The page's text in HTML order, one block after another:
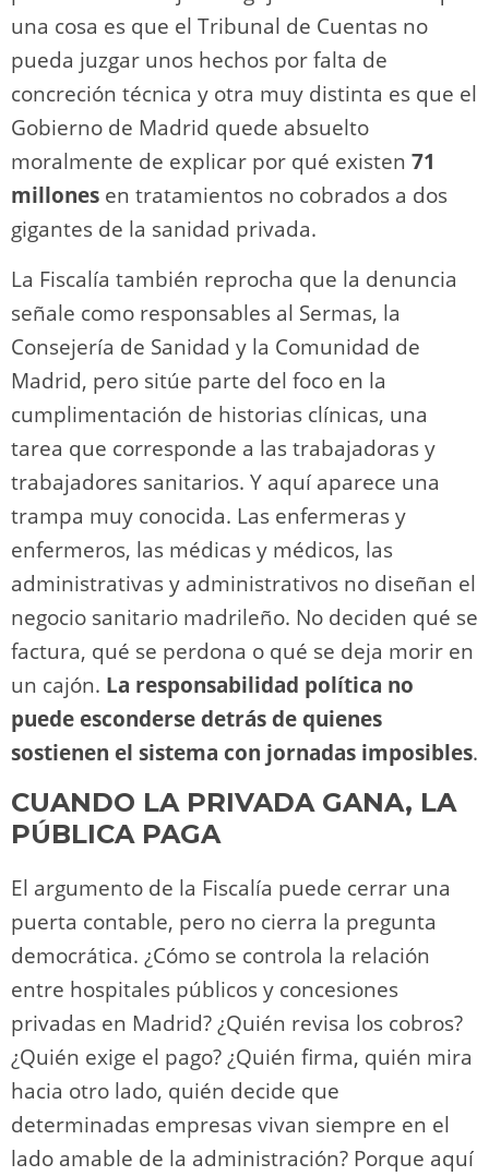
una cosa es que el Tribunal de Cuentas no
pueda juzgar unos hechos por falta de
concreción técnica y otra muy distinta es que el
Gobierno de Madrid quede absuelto
moralmente de explicar por qué existen 71
millones en tratamientos no cobrados a dos
gigantes de la sanidad privada.
La Fiscalía también reprocha que la denuncia
señale como responsables al Sermas, la
Consejería de Sanidad y la Comunidad de
Madrid, pero sitúe parte del foco en la
cumplimentación de historias clínicas, una
tarea que corresponde a las trabajadoras y
trabajadores sanitarios. Y aquí aparece una
trampa muy conocida. Las enfermeras y
enfermeros, las médicas y médicos, las
administrativas y administrativos no diseñan el
negocio sanitario madrileño. No deciden qué se
factura, qué se perdona o qué se deja morir en
un cajón. La responsabilidad política no
puede esconderse detrás de quienes
sostienen el sistema con jornadas imposibles.
CUANDO LA PRIVADA GANA, LA
PÚBLICA PAGA
El argumento de la Fiscalía puede cerrar una
puerta contable, pero no cierra la pregunta
democrática. ¿Cómo se controla la relación
entre hospitales públicos y concesiones
privadas en Madrid? ¿Quién revisa los cobros?
¿Quién exige el pago? ¿Quién firma, quién mira
hacia otro lado, quién decide que
determinadas empresas vivan siempre en el
lado amable de la administración? Porque aquí